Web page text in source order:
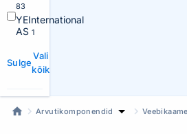
83
YEInternational
AS 1
Sulge
Vali
kõik
Arvutikomponendid